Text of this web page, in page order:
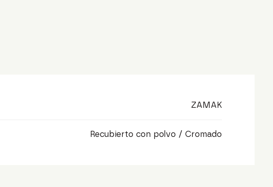
ZAMAK
Recubierto con polvo / Cromado